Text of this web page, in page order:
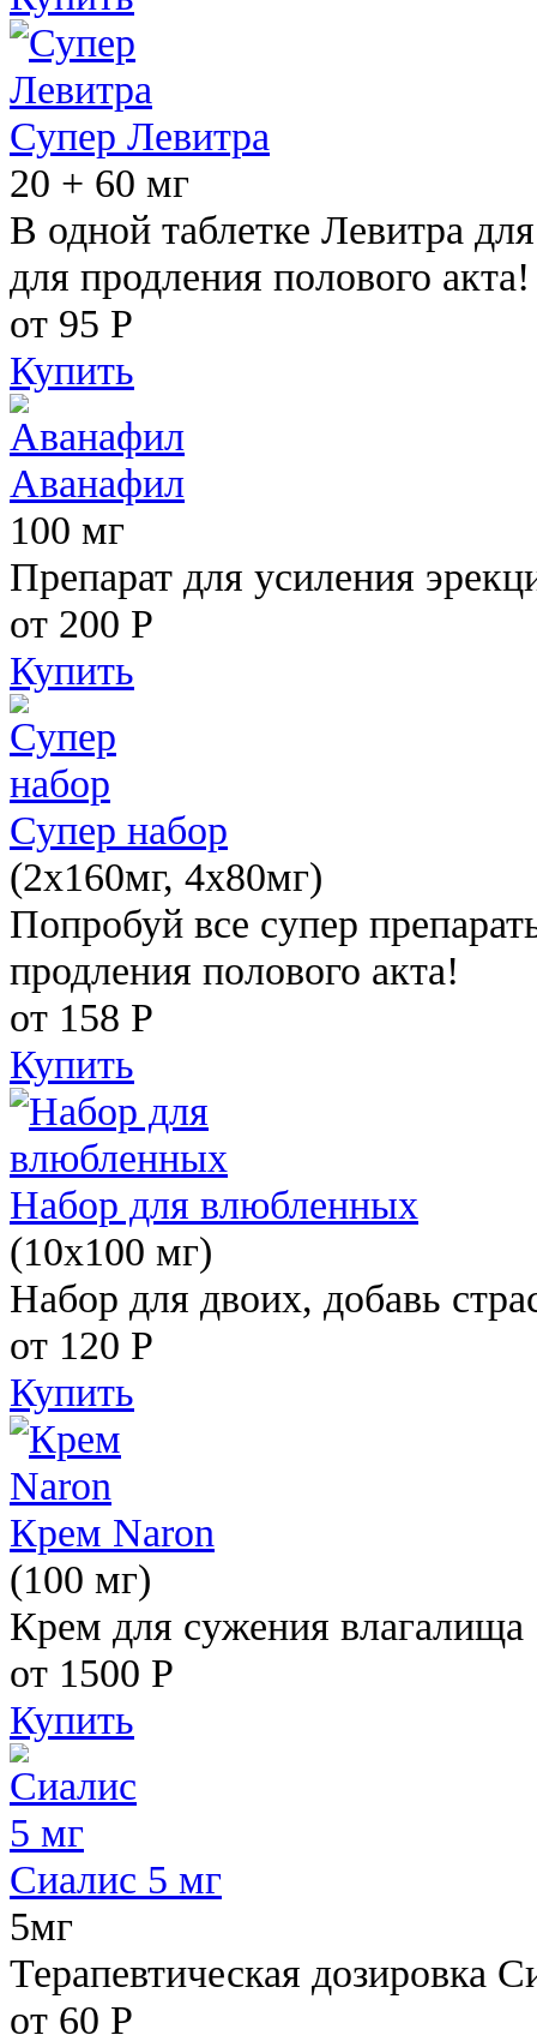
Супер Левитра
20 + 60 мг
В одной таблетке Левитра
для продления полового акта!
от 95 Р
Купить
Аванафил
100 мг
Препарат для усиления
от 200 Р
Купить
Супер набор
(2х160мг, 4х80мг)
Попробуй все супер
продления полового акта!
от 158 Р
Купить
Набор для влюбленных
(10х100 мг)
Набор для двоих, добавь
от 120 Р
Купить
Крем Naron
(100 мг)
Крем для сужения влагалища
от 1500 Р
Купить
Сиалис 5 мг
5мг
Терапевтическая дозировка
от 60 Р